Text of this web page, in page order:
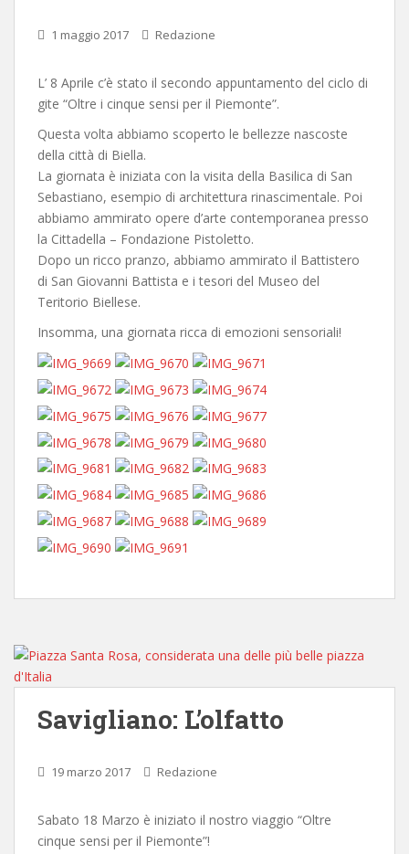
1 maggio 2017 Redazione
L’ 8 Aprile c’è stato il secondo appuntamento del ciclo di
gite “Oltre i cinque sensi per il Piemonte”.
Questa volta abbiamo scoperto le bellezze nascoste
della città di Biella.
La giornata è iniziata con la visita della Basilica di San
Sebastiano, esempio di architettura rinascimentale. Poi
abbiamo ammirato opere d’arte contemporanea presso
la Cittadella – Fondazione Pistoletto.
Dopo un ricco pranzo, abbiamo ammirato il Battistero
di San Giovanni Battista e i tesori del Museo del
Teritorio Biellese.
Insomma, una giornata ricca di emozioni sensoriali!
Savigliano: L’olfatto
19 marzo 2017 Redazione
Sabato 18 Marzo è iniziato il nostro viaggio “Oltre
cinque sensi per il Piemonte”!